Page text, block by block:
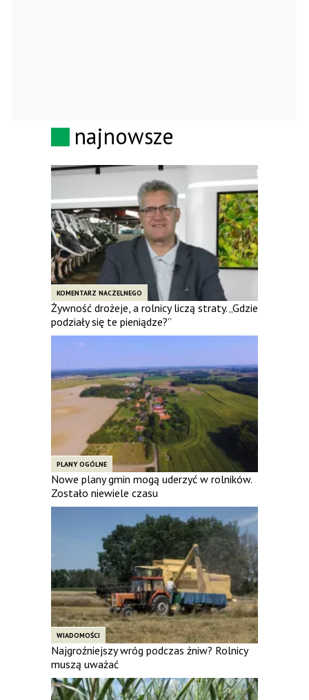
najnowsze
KOMENTARZ NACZELNEGO
Żywność drożeje, a rolnicy liczą straty. „Gdzie
podziały się te pieniądze?”
PLANY OGÓLNE
Nowe plany gmin mogą uderzyć w rolników.
Zostało niewiele czasu
WIADOMOŚCI
Najgroźniejszy wróg podczas żniw? Rolnicy
muszą uważać